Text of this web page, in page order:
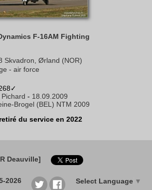
F-16AM Fighting
Skvadron, Ørland (NOR)
- air force
- 18.09.2009
Brogel (BEL) NTM 2009
retiré du service en 2022
Deauville]
2026 Select Language ▼